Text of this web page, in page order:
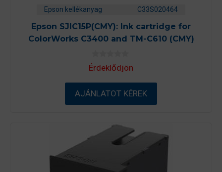
Epson kellékanyag C33S020464
Epson SJIC15P(CMY): Ink cartridge for
ColorWorks C3400 and TM-C610 (CMY)
0
a
5
-
b
ő
Érdeklődjön
AJÁNLATOT KÉREK